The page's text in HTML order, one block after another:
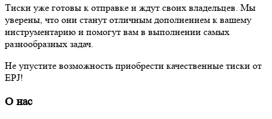
Тиски уже готовы к отправке и ждут своих владельцев. Мы
уверены, что они станут отличным дополнением к вашему
инструментарию и помогут вам в выполнении самых
разнообразных задач.
Не упустите возможность приобрести качественные тиски от
EPJ!
О нас